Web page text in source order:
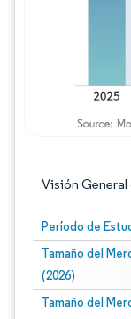
Visión
Período de
Tamaño del
(2026)
Tamaño del